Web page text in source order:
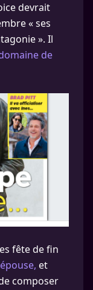
devrait
« ses
». Il
de
fête de fin
et
composer